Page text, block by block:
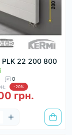
PLK 22 200 800
0
-20%
грн.